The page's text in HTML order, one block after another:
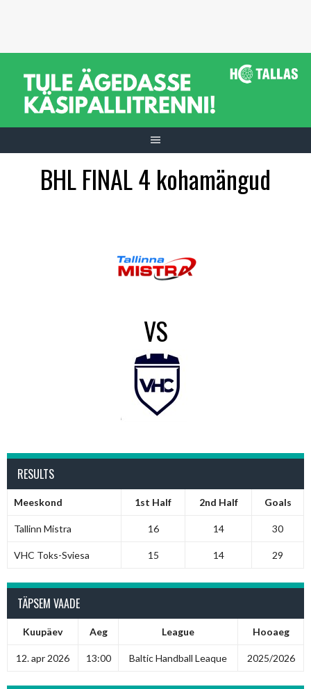
BHL FINAL 4 kohamängud
VS
RESULTS
Meeskond 1st Half 2nd Half Goals
Tallinn Mistra 16 14 30
VHC Toks-Sviesa 15 14 29
TÄPSEM VAADE
Kuupäev Aeg League Hooaeg
12. apr 2026 13:00 Baltic Handball Leaque 2025/2026